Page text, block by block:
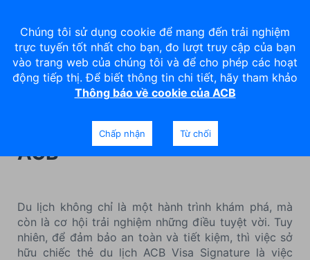
Bí kíp du lịch an toàn, nhẹ ví
cho hệ thích xê dịch cùng
ACB
Du lịch không chỉ là một hành trình khám phá, mà
còn là cơ hội trải nghiệm những điều tuyệt vời. Tuy
nhiên, để đảm bảo an toàn và tiết kiệm, thì việc sở
hữu chiếc thẻ du lịch ACB Visa Signature là việc
Chúng tôi sử dụng cookie để mang đến trải nghiệm
trực tuyến tốt nhất cho bạn, đo lượt truy cập của bạn
vào trang web của chúng tôi và để cho phép các hoạt
động tiếp thị. Để biết thông tin chi tiết, hãy tham khảo
Thông báo về cookie của ACB
Chấp nhận Từ chối